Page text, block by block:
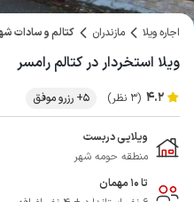
اجاره ویلا مازندران کتالم و سادات
ویلا استخردار در کتالم رامسر
4.2 (3 نظر) 5+ رزرو موفق
ویلایی دربست
منطقه حومه شهر
تا 10 مهمان